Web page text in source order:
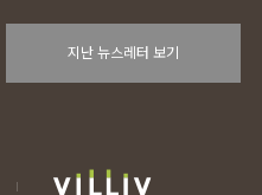
지난 뉴스레터 보기